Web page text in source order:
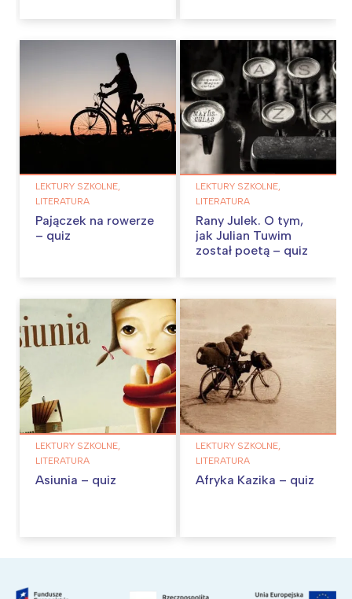
LEKTURY SZKOLNE,
LITERATURA
Pajączek na rowerze
– quiz
LEKTURY SZKOLNE,
LITERATURA
Rany Julek. O tym,
jak Julian Tuwim
został poetą – quiz
LEKTURY SZKOLNE,
LITERATURA
Asiunia – quiz
LEKTURY SZKOLNE,
LITERATURA
Afryka Kazika – quiz